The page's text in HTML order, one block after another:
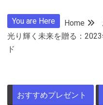
You are Here Home
光り輝く未来を贈る：
ド
おすすめプレゼント